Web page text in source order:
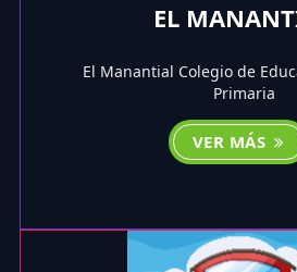
EL
El Manantial Colegio de
Primaria
VER MÁS